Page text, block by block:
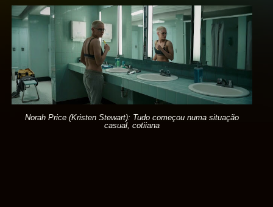
Norah Price (Kristen Stewart): Tudo começou numa situação
casual, cotiiana